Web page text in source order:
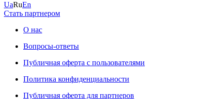
UaRuEn
Стать партнером
О нас
Вопросы-ответы
Публичная оферта с пользователями
Политика конфиденциальности
Публичная оферта для партнеров